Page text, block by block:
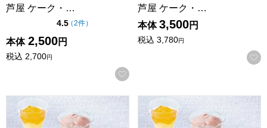
芦屋 ケーク・…
4.5点（5点満点中）
（2件の評価
）
本体 2,500円
税込 2,700円
お気に入りに登録する
芦屋 ケーク・…
本体 3,500円
税込 3,780円
ゴディバ ムースショコラ エ カカオフルーツ ジュレ(7個入)
ゴディバ ムースショコラ エ